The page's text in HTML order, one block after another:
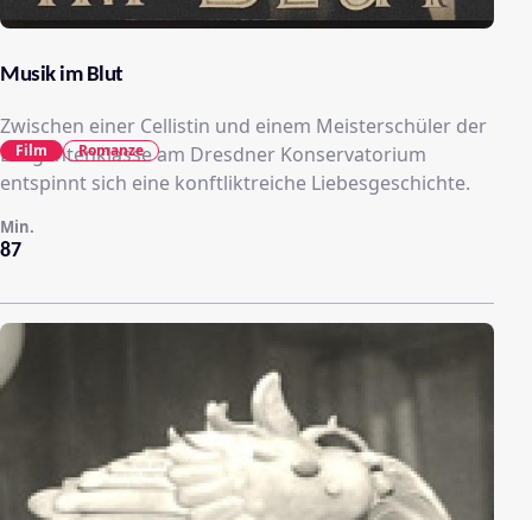
Musik im Blut
Zwischen einer Cellistin und einem Meisterschüler der
Dirigentenklasse am Dresdner Konservatorium
entspinnt sich eine konftliktreiche Liebesgeschichte.
87
Min.
Film Romanze